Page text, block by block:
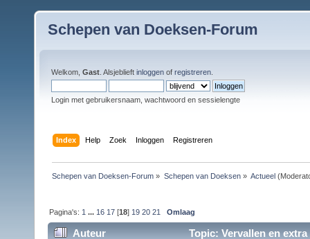
Schepen van Doeksen-Forum
Welkom, Gast . Alsjeblieft inloggen of registreren
Login met gebruikersnaam, wachtwoord en sessielengte
Index Help Zoek Inloggen Registreren
Schepen van Doeksen-Forum » Schepen van Doeksen» Actueel
Pagina's: 1 ... 16 17 [18] 19 20 21 Omlaag
Auteur Topic: Vervallen en